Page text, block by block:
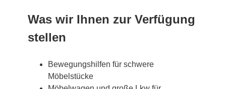
Was wir Ihnen zur Verfügung
stellen
Bewegungshilfen für schwere
Möbelstücke